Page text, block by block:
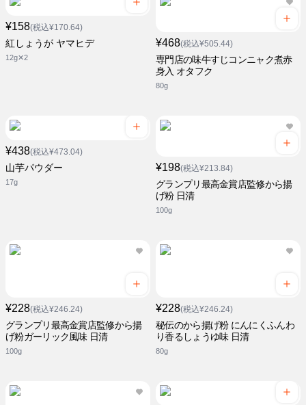
¥158(税込¥170.64)
紅しょうが ヤマヒデ
12g✕2
¥468(税込¥505.44)
専門店の味牛すじコンニャク煮赤
身入 オタフク
80g
¥438(税込¥473.04)
山芋パウダー
17g
¥198(税込¥213.84)
グランプリ最高金賞店監修から揚
げ粉 日清
100g
¥228(税込¥246.24)
グランプリ最高金賞店監修から揚
げ粉ガーリック風味 日清
100g
¥228(税込¥246.24)
秘伝のから揚げ粉 にんにくふんわ
り香るしょうゆ味 日清
80g